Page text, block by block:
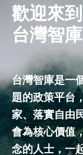
歡迎來到​
台灣智庫
台灣智庫是一
題的政策平台
家、落實自由
會為核心價值
念的人士，一